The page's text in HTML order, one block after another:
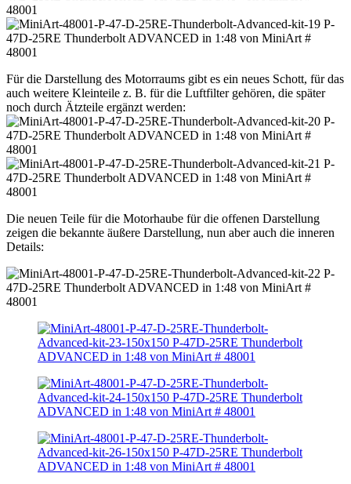
Für die Darstellung des Motorraums gibt es ein neues Schott, für das
auch weitere Kleinteile z. B. für die Luftfilter gehören, die später
noch durch Ätzteile ergänzt werden:
Die neuen Teile für die Motorhaube für die offenen Darstellung
zeigen die bekannte äußere Darstellung, nun aber auch die inneren
Details: